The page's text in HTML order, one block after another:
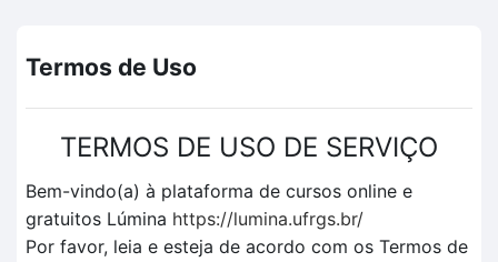
Termos de Uso
TERMOS DE USO DE SERVIÇO
Bem-vindo(a) à plataforma de cursos online e
gratuitos Lúmina https://lumina.ufrgs.br/
Por favor, leia e esteja de acordo com os Termos de